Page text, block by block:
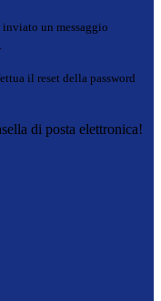
inviato un messaggio
il reset della password
di posta elettronica!